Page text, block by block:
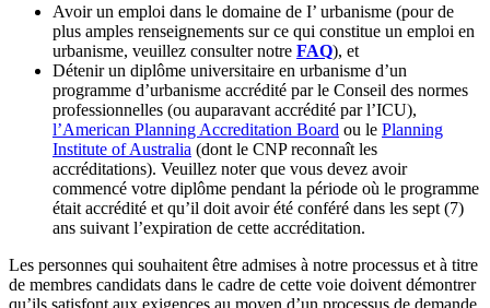
Avoir un emploi dans le domaine de I’ urbanisme (pour de
plus amples renseignements sur ce qui constitue un emploi en
urbanisme, veuillez consulter notre FAQ), et
Détenir un diplôme universitaire en urbanisme d’un
programme d’urbanisme accrédité par le Conseil des normes
professionnelles (ou auparavant accrédité par l’ICU),
l’American Planning Accreditation Board ou le Planning
Institute of Australia (dont le CNP reconnaît les
accréditations). Veuillez noter que vous devez avoir
commencé votre diplôme pendant la période où le programme
était accrédité et qu’il doit avoir été conféré dans les sept (7)
ans suivant l’expiration de cette accréditation.
Les personnes qui souhaitent être admises à notre processus et à titre
de membres candidats dans le cadre de cette voie doivent démontrer
qu’ils satisfont aux exigences au moyen d’un processus de demande